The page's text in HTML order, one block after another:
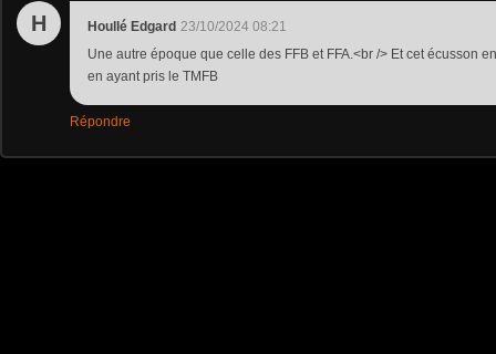
H Houllé Edgard 23/10/2024 08:21
Une autre époque que celle des FFB et FFA.<br /> Et cet écusson
en ayant pris le TMFB
Répondre